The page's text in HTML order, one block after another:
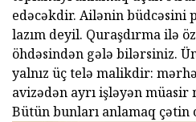
edəcəkdir. Ailənin büdcəsini
lazım deyil. Quraşdırma ilə
öhdəsindən gələ bilərsiniz.
yalnız üç telə malikdir:
avizədən ayrı işləyən
Bütün bunları anlamaq çətin